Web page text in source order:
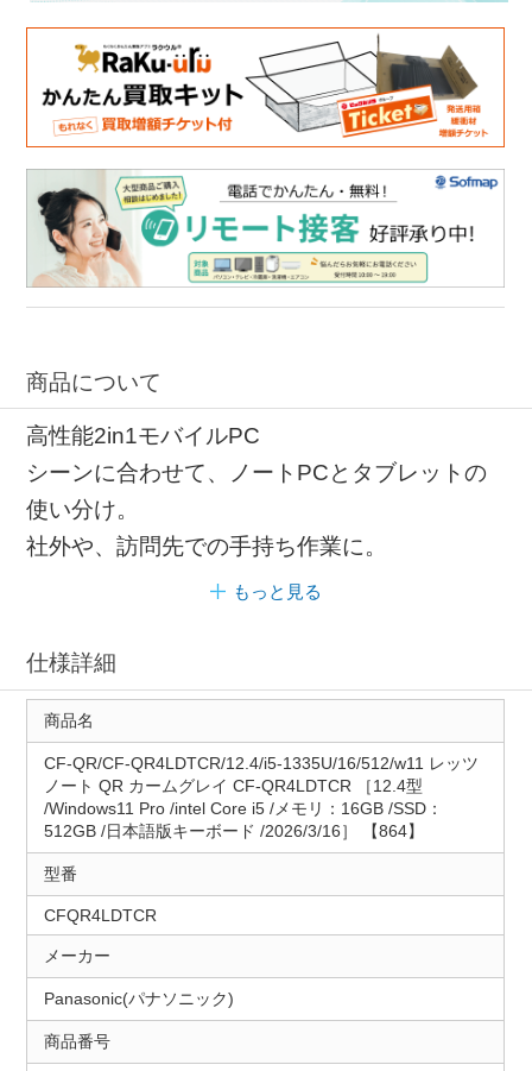
商品について
高性能2in1モバイルPC
シーンに合わせて、ノートPCとタブレットの
使い分け。
社外や、訪問先での手持ち作業に。
もっと見る
仕様詳細
商品名
CF-QR/CF-QR4LDTCR/12.4/i5-1335U/16/512/w11 レッツ
ノート QR カームグレイ CF-QR4LDTCR ［12.4型
/Windows11 Pro /intel Core i5 /メモリ：16GB /SSD：
512GB /日本語版キーボード /2026/3/16］ 【864】
型番
CFQR4LDTCR
メーカー
Panasonic(パナソニック)
商品番号